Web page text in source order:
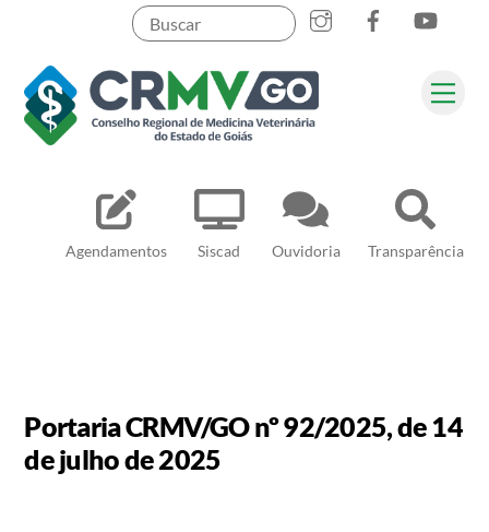
content
Agendamentos Siscad Ouvidoria Transparência
Pesquisar
Portaria CRMV/GO nº 92/2025, de 14
de julho de 2025